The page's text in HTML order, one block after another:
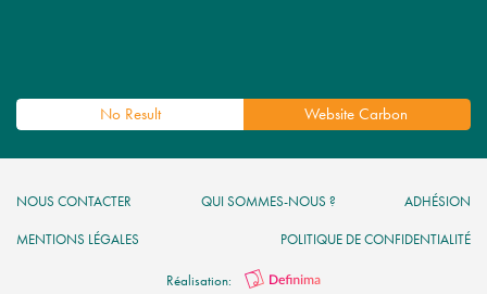
No Result Website Carbon
NOUS CONTACTER QUI SOMMES-NOUS ? ADHÉSION
MENTIONS LÉGALES POLITIQUE DE CONFIDENTIALITÉ
Réalisation: